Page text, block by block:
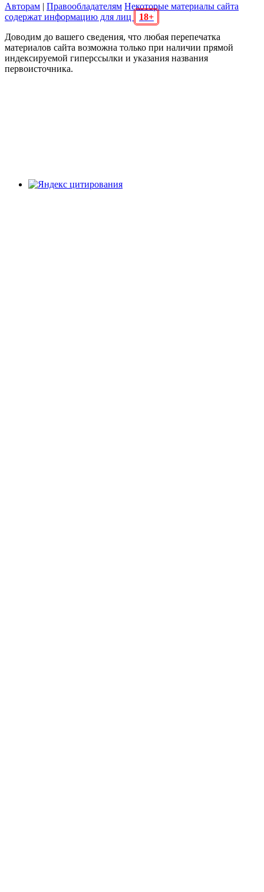
Авторам | Правообладателям Некоторые материалы сайта
содержат информацию для лиц
18+
Доводим до вашего сведения, что любая перепечатка
материалов сайта возможна только при наличии прямой
индексируемой гиперссылки и указания названия
первоисточника.